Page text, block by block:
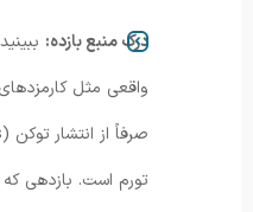
درک منبع بازده:
واقعی مثل
تورم است. بازدهی